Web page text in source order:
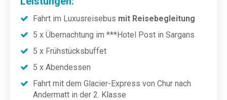
Fahrt im Luxusreisebus mit Reisebegleitung
5 x Übernachtung im ***Hotel Post in Sargans
5 x Frühstücksbuffet
5 x Abendessen
Fahrt mit dem Glacier-Express von Chur nach
Andermatt in der 2. Klasse